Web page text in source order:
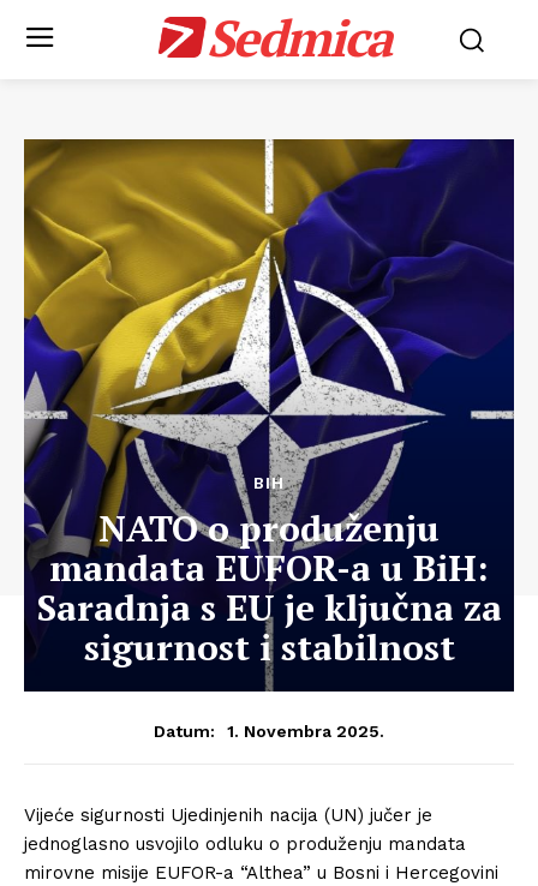
Sedmica
BIH
NATO o produženju
mandata EUFOR-a u BiH:
Saradnja s EU je ključna za
sigurnost i stabilnost
Datum: 1. Novembra 2025.
Vijeće sigurnosti Ujedinjenih nacija (UN) jučer je
jednoglasno usvojilo odluku o produženju mandata
mirovne misije EUFOR-a “Althea” u Bosni i Hercegovini